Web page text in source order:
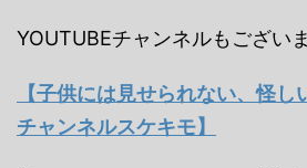
YOUTUBEチャンネルもござい
【子供には見せられない、怪
チャンネルスケキモ】